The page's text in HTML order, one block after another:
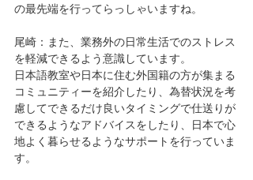
の最先端を行ってらっしゃいますね。
尾崎：また、業務外の日常生活でのストレス
を軽減できるよう意識しています。
日本語教室や日本に住む外国籍の方が集まる
コミュニティーを紹介したり、為替状況を考
慮してできるだけ良いタイミングで仕送りが
できるようなアドバイスをしたり、日本で心
地よく暮らせるようなサポートを行っていま
す。